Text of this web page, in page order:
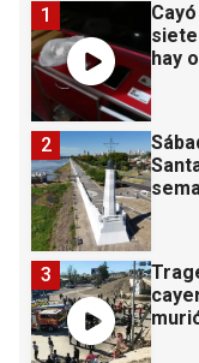
hay
1
2
3